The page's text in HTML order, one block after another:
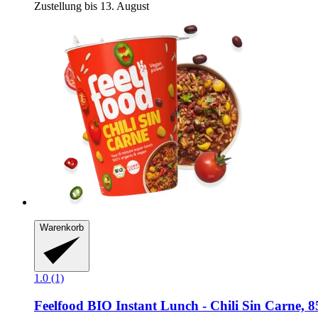
Zustellung bis 13. August
Warenkorb
1.0 (1)
Feelfood BIO Instant Lunch -​ Chili Sin Carne,